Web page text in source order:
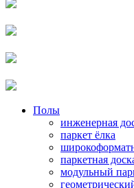
Полы
инженерная
паркет ёлка
паркетная
модульный